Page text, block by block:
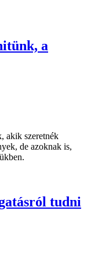
a
akik szeretnék
de azoknak is,
tudni